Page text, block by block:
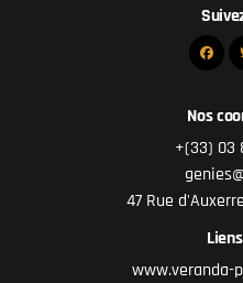
Nos
+(33) 03
47 Rue
www.veranda-